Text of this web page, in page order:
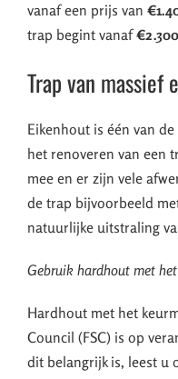
vanaf een prijs van
trap begint vanaf
Trap van massief
Eikenhout is één van
het renoveren van een
mee en er zijn vele
de trap bijvoorbeeld
natuurlijke uitstraling
Gebruik hardhout met
Hardhout met het
Council (FSC) is op
dit belangrijk is, leest u